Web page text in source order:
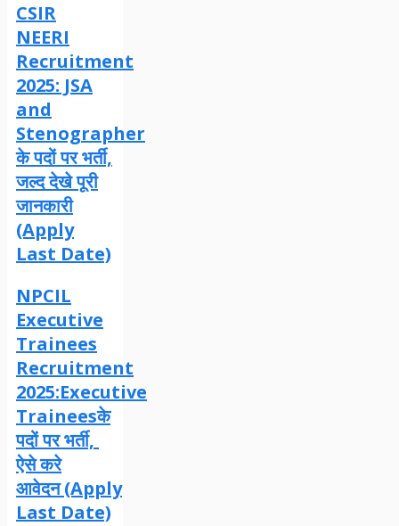
CSIR
NEERI
Recruitment
2025: JSA
and
Stenographer
के पदों पर भर्ती,
जल्द देखे पूरी
जानकारी
(Apply
Last Date)
NPCIL
Executive
Trainees
Recruitment
2025:Executive
Traineesके
पदों पर भर्ती,
ऐसे करे
आवेदन (Apply
Last Date)